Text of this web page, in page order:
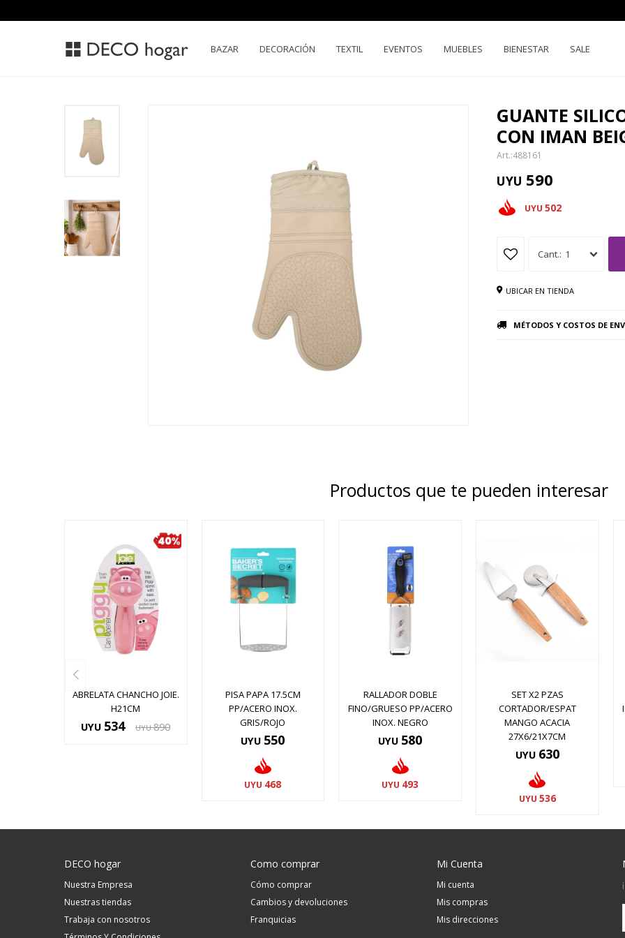
BAZAR DECORACIÓN TEXTIL EVENTOS MUEBLES BIENESTAR SALE
GUANTE
CON IMAN
488161
UYU 590
UYU 502
1
UBICAR EN TIENDA
MÉTODOS Y COSTOS DE
Productos que te pueden interesar
ABRELATA CHANCHO JOIE.
H21CM
UYU 534 UYU 890
PISA PAPA 17.5CM
PP/ACERO INOX.
GRIS/ROJO
UYU 550
UYU 468
RALLADOR DOBLE
FINO/GRUESO PP/ACERO
INOX. NEGRO
UYU 580
UYU 493
SET X2 PZAS
CORTADOR/ESPAT
MANGO ACACIA
27X6/21X7CM
UYU 630
UYU 536
DECO hogar
Nuestra Empresa
Nuestras tiendas
Trabaja con nosotros
Como comprar
Cómo comprar
Cambios y devoluciones
Franquicias
Mi Cuenta
Mi cuenta
Mis compras
Mis direcciones